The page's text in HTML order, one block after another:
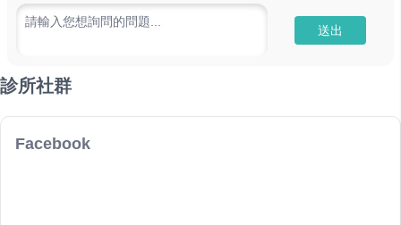
請輸入您想詢問的問題...
送出
診所社群
Facebook